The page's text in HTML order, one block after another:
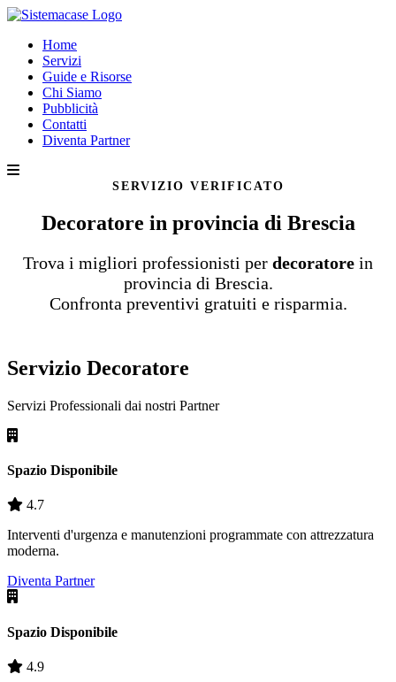
Home
Servizi
Guide e Risorse
Chi Siamo
Pubblicità
Contatti
Diventa Partner
SERVIZIO VERIFICATO
Decoratore in provincia di Brescia
Trova i migliori professionisti per decoratore in
provincia di Brescia.
Confronta preventivi gratuiti e risparmia.
Servizio Decoratore
Servizi Professionali dai nostri Partner
Spazio Disponibile
4.7
Interventi d'urgenza e manutenzioni programmate con attrezzatura
moderna.
Diventa Partner
Spazio Disponibile
4.9